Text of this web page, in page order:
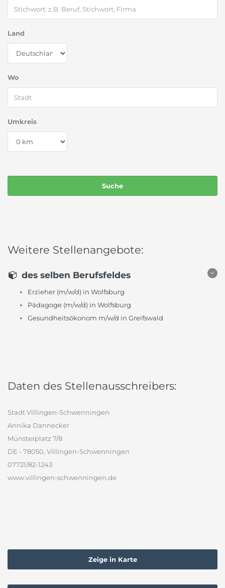
Land
Wo
Umkreis
Weitere Stellenangebote:
des selben Berufsfeldes
Erzieher (m/w/d) in Wolfsburg
Pädagoge (m/w/d) in Wolfsburg
Gesundheitsökonom m/w/d in Greifswald
Daten des Stellenausschreibers:
Stadt Villingen-Schwenningen
Annika Dannecker
Münsterplatz 7/8
DE - 78050, Villingen-Schwenningen
07721/82-1243
www.villingen-schwenningen.de
Zeige in Karte